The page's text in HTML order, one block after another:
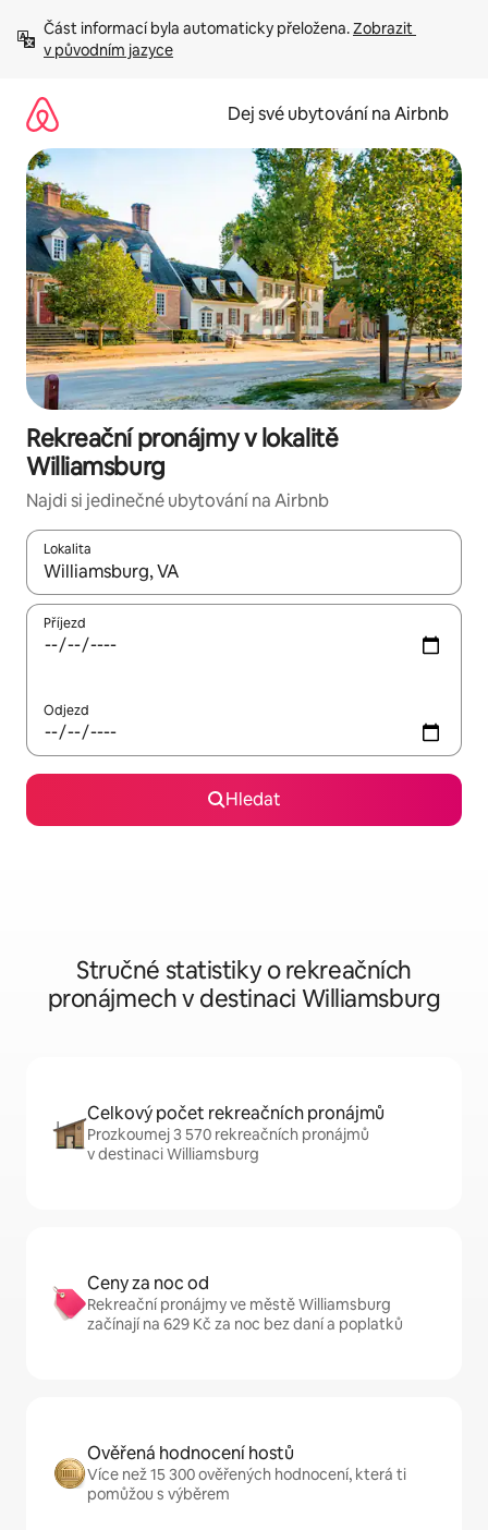
obsah
Část informací byla automaticky přeložena. Zobrazit
v původním jazyce
Dej své ubytování na Airbnb
Rekreační pronájmy v lokalitě
Williamsburg
Najdi si jedinečné ubytování na Airbnb
Lokalita
Až budou výsledky k dispozici, můžeš si je procházet pomocí
Příjezd
Odjezd
Hledat
Stručné statistiky o rekreačních
pronájmech v destinaci Williamsburg
Celkový počet rekreačních pronájmů
Prozkoumej 3 570 rekreačních pronájmů
v destinaci Williamsburg
Ceny za noc od
Rekreační pronájmy ve městě Williamsburg
začínají na 629 Kč za noc bez daní a poplatků
Ověřená hodnocení hostů
Více než 15 300 ověřených hodnocení, která ti
pomůžou s výběrem